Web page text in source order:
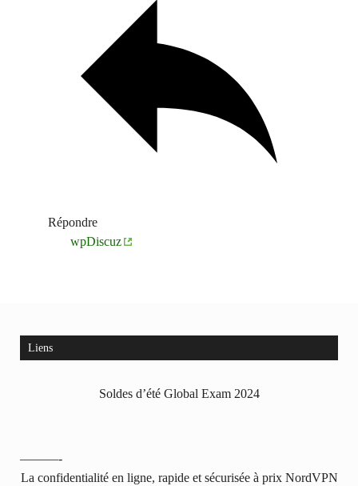
Répondre
wpDiscuz
Liens
Soldes d’été Global Exam 2024
———-
La confidentialité en ligne, rapide et sécurisée à prix NordVPN